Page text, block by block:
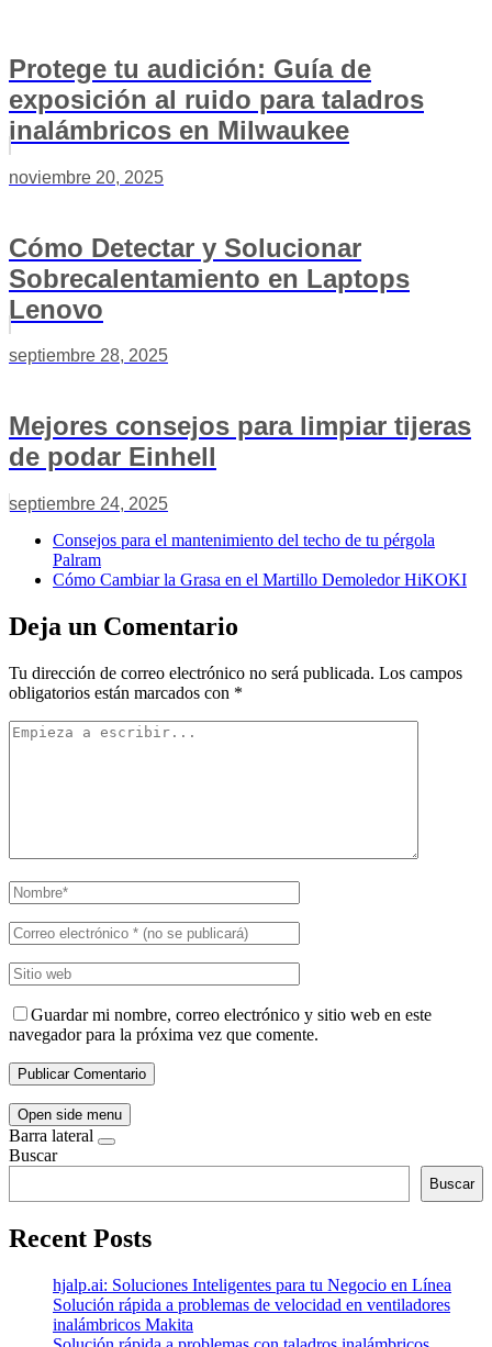
Protege tu audición: Guía de
exposición al ruido para taladros
inalámbricos en Milwaukee
noviembre 20, 2025
Cómo Detectar y Solucionar
Sobrecalentamiento en Laptops
Lenovo
septiembre 28, 2025
Mejores consejos para limpiar tijeras
de podar Einhell
septiembre 24, 2025
Consejos para el mantenimiento del techo de tu pérgola
Palram
Cómo Cambiar la Grasa en el Martillo Demoledor HiKOKI
Deja un Comentario
Tu dirección de correo electrónico no será publicada. Los campos
obligatorios están marcados con *
Guardar mi nombre, correo electrónico y sitio web en este
navegador para la próxima vez que comente.
Open side menu
Barra lateral
Buscar
Buscar
Recent Posts
hjalp.ai: Soluciones Inteligentes para tu Negocio en Línea
Solución rápida a problemas de velocidad en ventiladores
inalámbricos Makita